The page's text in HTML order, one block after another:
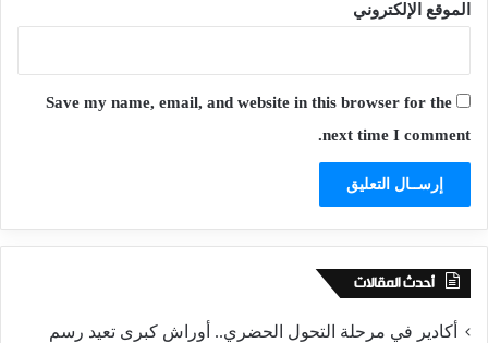
الموقع الإلكتروني
Save my name, email, and website in this browser for the
next time I comment.
أحدث المقالات
أكادير في مرحلة التحول الحضري.. أوراش كبرى تعيد رسم